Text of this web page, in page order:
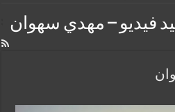
فيديو – مهدي سهوان